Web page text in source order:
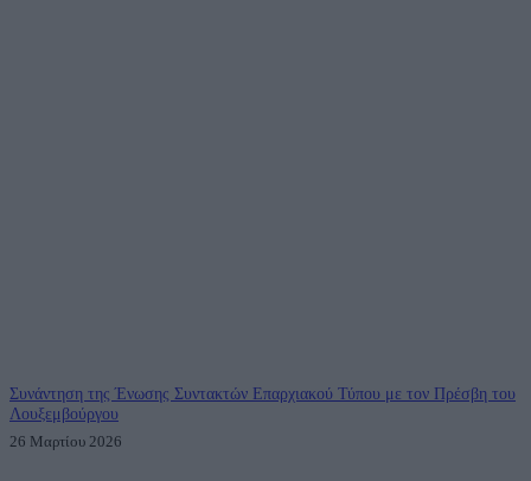
Συνάντηση της Ένωσης Συντακτών Επαρχιακού Τύπου με τον Πρέσβη του
Λουξεμβούργου
26 Μαρτίου 2026